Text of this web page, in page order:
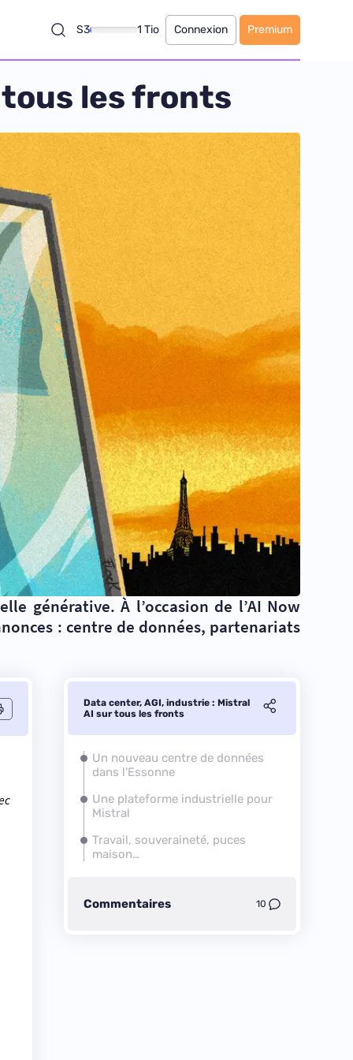
S3 1 Tio Connexion Premium
les fronts
générative. À l’occasion de l’AI Now
: centre de données, partenariats
Data center, AGI, industrie : Mistral
AI sur tous les fronts
Un nouveau centre de données
dans l'Essonne
Une plateforme industrielle pour
Mistral
Travail, souveraineté, puces
maison…
Commentaires 10